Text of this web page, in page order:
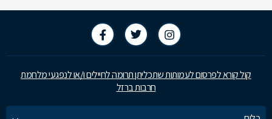
קול קורא לפרסום לעמותות שתכליתן תרומה לחיילים ו/או לנפגעי מלחמת
חרבות ברזל